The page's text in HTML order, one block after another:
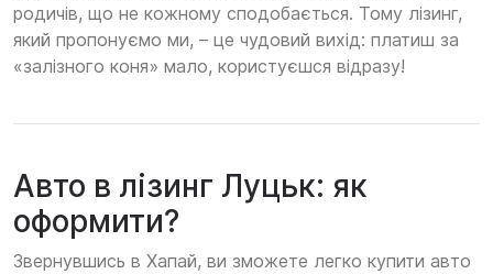
родичів, що не кожному сподобається. Тому лізинг,
який пропонуємо ми, – це чудовий вихід: платиш за
«залізного коня» мало, користуєшся відразу!
Авто в лізинг Луцьк: як
оформити?
Звернувшись в Хапай, ви зможете легко купити авто